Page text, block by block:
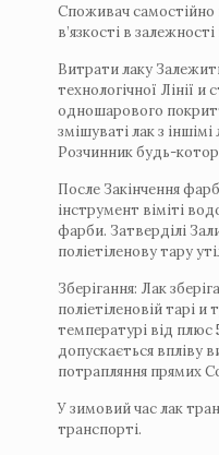
Споживач самостійно
в’язкості в
Витрати лаку
технологічної Лінії
одношарового
змішуваті лак з
Розчинник будь-
После Закінчення
інструмент віміті
фарби. Затверділі
поліетіленову тару
Зберігання: Лак
поліетіленовій тарі
температурі від плюс
допускається впліву
потрапляння прямих
У зимовий час лак
транспорті.